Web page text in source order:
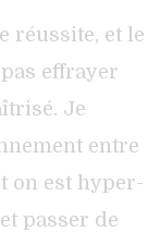
réussite, et le
effrayer
Je
entre
on est hyper-
passer de